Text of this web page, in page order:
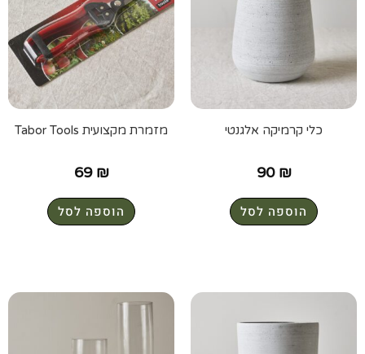
כלי קרמיקה אלגנטי
90 ₪
הוספה לסל
מזמרת מקצועית Tabor Tools
69 ₪
הוספה לסל